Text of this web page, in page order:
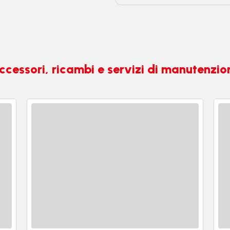
ricambi e servizi di